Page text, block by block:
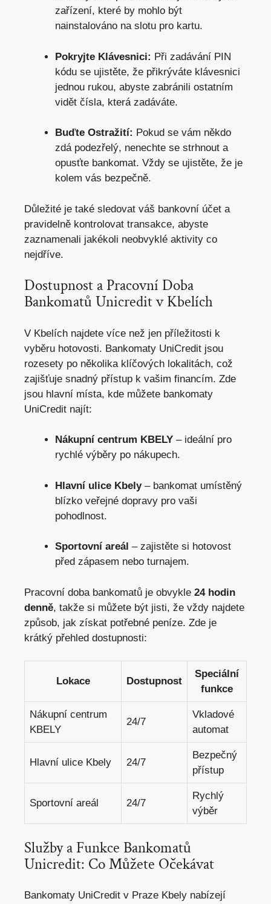
zařízení, které by mohlo být
nainstalováno na slotu pro kartu.
Pokryjte Klávesnici: Při zadávání PIN
kódu se ujistěte, že přikrýváte klávesnici
jednou rukou, abyste zabránili ostatním
vidět čísla, která zadáváte.
Buďte Ostražití: Pokud se vám někdo
zdá podezřelý, nenechte se strhnout a
opusťte bankomat. Vždy se ujistěte, že je
kolem vás bezpečně.
Důležité je také sledovat váš bankovní účet a
pravidelně kontrolovat transakce, abyste
zaznamenali jakékoli neobvyklé aktivity co
nejdříve.
Dostupnost a Pracovní Doba
Bankomatů Unicredit v Kbelích
V Kbelích najdete více než jen příležitosti k
vyběru hotovosti. Bankomaty UniCredit jsou
rozesety po několika klíčových lokalitách, což
zajišťuje snadný přístup k vašim financím. Zde
jsou hlavní místa, kde můžete bankomaty
UniCredit najít:
Nákupní centrum KBELY – ideální pro
rychlé výběry po nákupech.
Hlavní ulice Kbely– bankomat umístěný
blízko veřejné dopravy pro vaši
pohodlnost.
Sportovní areál – zajistěte si hotovost
před zápasem nebo turnajem.
Pracovní doba bankomatů je obvykle 24 hodin
denně, takže si můžete být jisti, že vždy najdete
způsob, jak získat potřebné peníze. Zde je
krátký přehled dostupnosti:
Lokace Dostupnost
Speciální
funkce
Nákupní centrum
KBELY
24/7
Vkladové
automat
Hlavní ulice Kbely 24/7
Bezpečný
přístup
Sportovní areál 24/7
Rychlý
výběr
Služby a Funkce Bankomatů
Unicredit: Co Můžete Očekávat
Bankomaty UniCredit v Praze Kbely nabízejí